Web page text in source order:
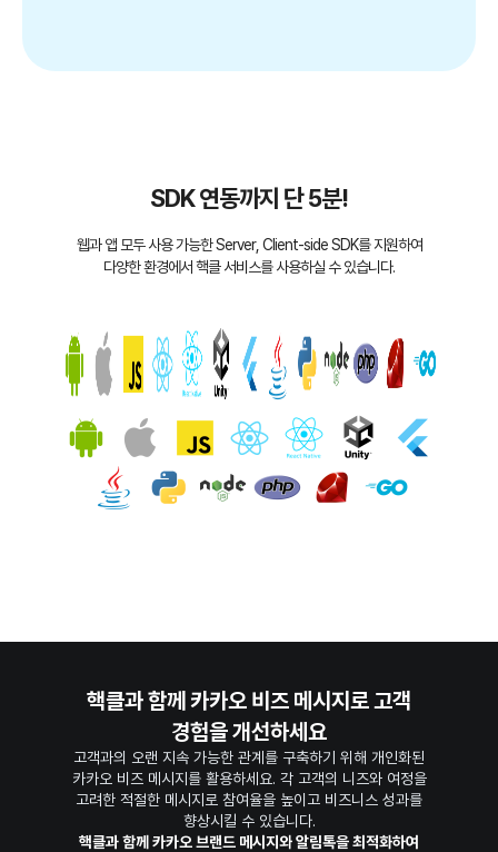
SDK 연동까지 단 5분!
웹과 앱 모두 사용 가능한 Server, Client-side SDK를 지원하여
다양한 환경에서 핵클 서비스를 사용하실 수 있습니다.
핵클과 함께 카카오 비즈 메시지로 고객
경험을 개선하세요
고객과의 오랜 지속 가능한 관계를 구축하기 위해 개인화된
카카오 비즈 메시지를 활용하세요. 각 고객의 니즈와 여정을
고려한 적절한 메시지로 참여율을 높이고 비즈니스 성과를
향상시킬 수 있습니다.
핵클과 함께 카카오 브랜드 메시지와 알림톡을 최적화하여